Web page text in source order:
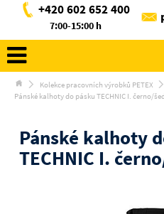
+420 602 652 400
7:00-15:00 h
Kolekce pracovních výrobků PETEX
Pánské kalhoty do pásku TECHNIC I. černo/
Pánské kalhoty
TECHNIC I.